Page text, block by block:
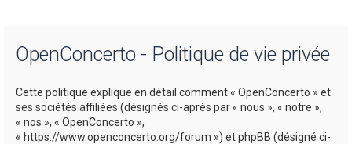
OpenConcerto - Politique de vie privée
Cette politique explique en détail comment « OpenConcerto » et
ses sociétés affiliées (désignés ci-après par « nous », « notre »,
« nos », « OpenConcerto »,
« https://www.openconcerto.org/forum ») et phpBB (désigné ci-